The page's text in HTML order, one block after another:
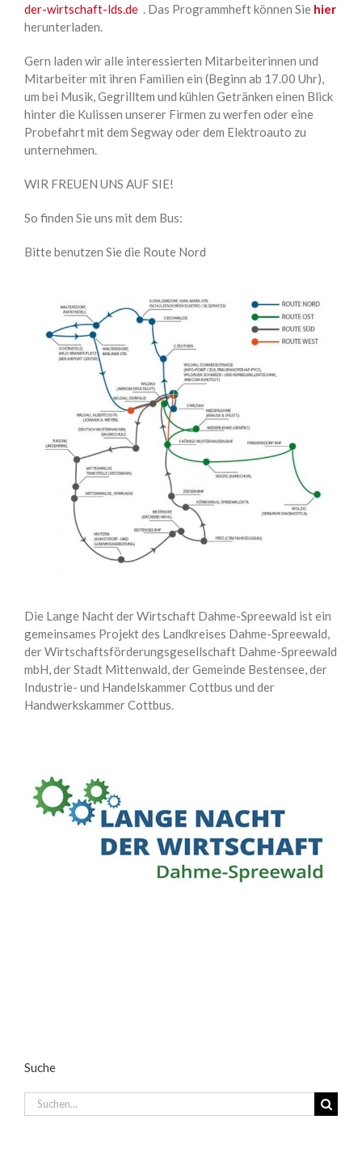
der-wirtschaft-lds.de . Das Programmheft können Sie hier
herunterladen.
Gern laden wir alle interessierten Mitarbeiterinnen und
Mitarbeiter mit ihren Familien ein (Beginn ab 17.00 Uhr),
um bei Musik, Gegrilltem und kühlen Getränken einen Blick
hinter die Kulissen unserer Firmen zu werfen oder eine
Probefahrt mit dem Segway oder dem Elektroauto zu
unternehmen.
WIR FREUEN UNS AUF SIE!
So finden Sie uns mit dem Bus:
Bitte benutzen Sie die Route Nord
Die Lange Nacht der Wirtschaft Dahme-Spreewald ist ein
gemeinsames Projekt des Landkreises Dahme-Spreewald,
der Wirtschaftsförderungsgesellschaft Dahme-Spreewald
mbH, der Stadt Mittenwald, der Gemeinde Bestensee, der
Industrie- und Handelskammer Cottbus und der
Handwerkskammer Cottbus.
Suche
Suche
nach: